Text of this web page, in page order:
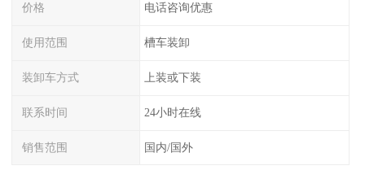
价格 电话咨询优惠
使用范围 槽车装卸
装卸车方式 上装或下装
联系时间 24小时在线
销售范围 国内/国外